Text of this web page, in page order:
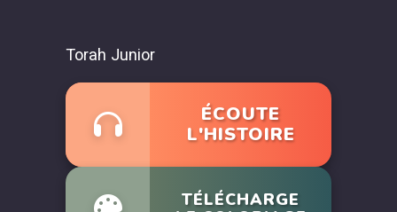
Torah Junior
ÉCOUTE
L'HISTOIRE
TÉLÉCHARGE